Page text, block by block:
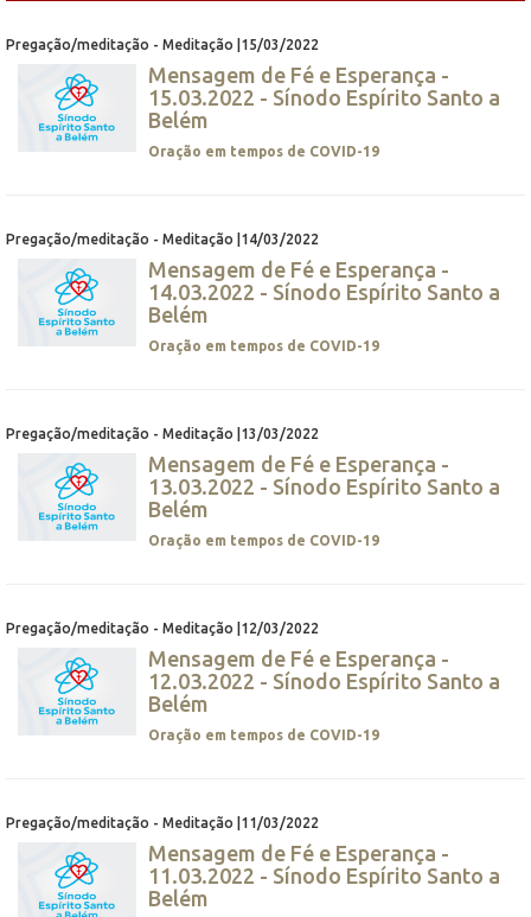
Pregação/meditação - Meditação |15/03/2022
Mensagem de Fé e Esperança -
15.03.2022 - Sínodo Espírito Santo a
Belém
Oração em tempos de COVID-19
Pregação/meditação - Meditação |14/03/2022
Mensagem de Fé e Esperança -
14.03.2022 - Sínodo Espírito Santo a
Belém
Oração em tempos de COVID-19
Pregação/meditação - Meditação |13/03/2022
Mensagem de Fé e Esperança -
13.03.2022 - Sínodo Espírito Santo a
Belém
Oração em tempos de COVID-19
Pregação/meditação - Meditação |12/03/2022
Mensagem de Fé e Esperança -
12.03.2022 - Sínodo Espírito Santo a
Belém
Oração em tempos de COVID-19
Pregação/meditação - Meditação |11/03/2022
Mensagem de Fé e Esperança -
11.03.2022 - Sínodo Espírito Santo a
Belém